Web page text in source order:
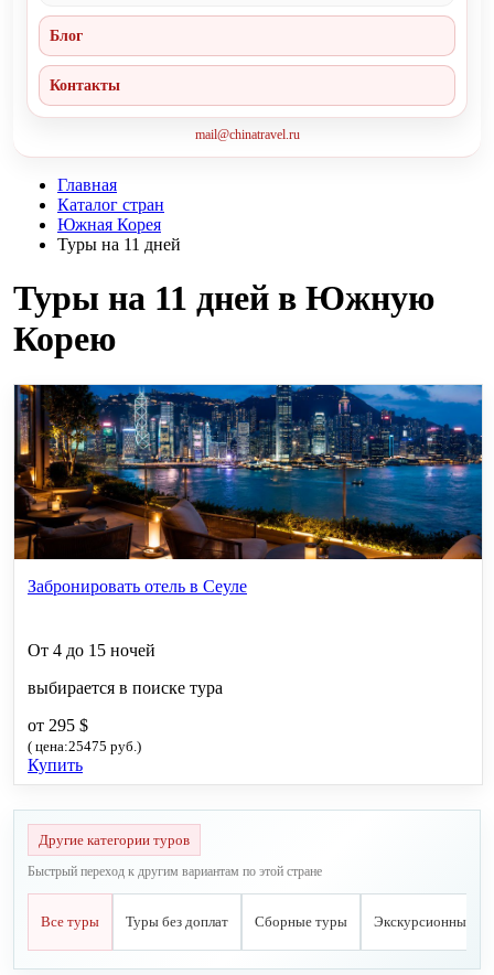
Блог
Контакты
mail@chinatravel.ru
Главная
Каталог стран
Южная Корея
Туры на 11 дней
Туры на 11 дней в Южную
Корею
Забронировать отель в Сеуле
От 4 до 15 ночей
выбирается в поиске тура
от 295 $
( цена:25475 руб.)
Купить
Другие категории туров
Быстрый переход к другим вариантам по этой стране
Все туры Туры без доплат Сборные туры Экскурсионные